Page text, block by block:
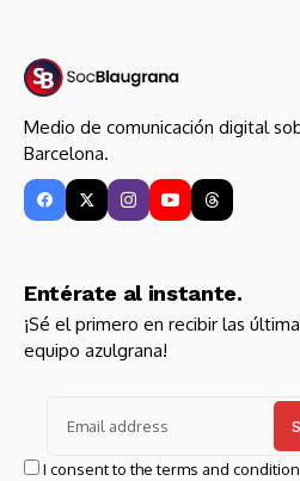
Medio de comunicación digital
Barcelona.
Entérate al instante.
¡Sé el primero en recibir las
equipo azulgrana!
I consent to the terms and